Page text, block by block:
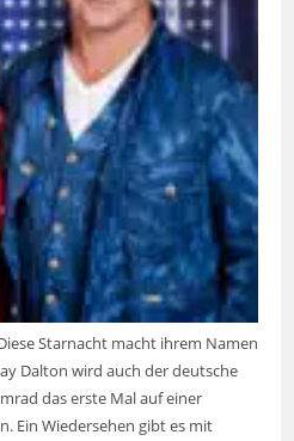
Starnacht macht ihrem Namen
Dalton wird auch der deutsche
das erste Mal auf einer
Ein Wiedersehen gibt es mit